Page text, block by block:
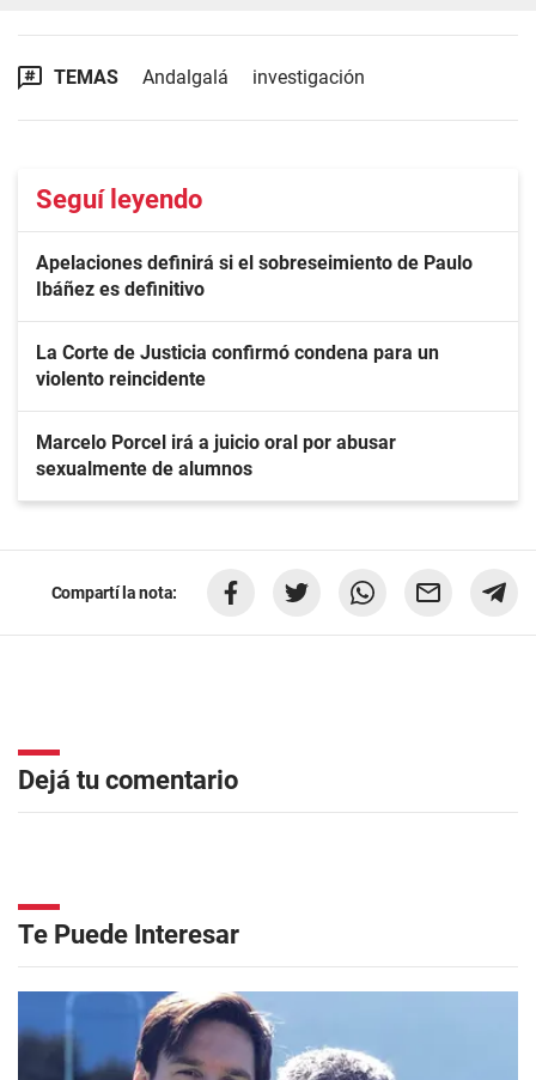
TEMAS Andalgalá investigación
Seguí leyendo
Apelaciones definirá si el sobreseimiento de Paulo
Ibáñez es definitivo
La Corte de Justicia confirmó condena para un
violento reincidente
Marcelo Porcel irá a juicio oral por abusar
sexualmente de alumnos
Compartí la nota:
Dejá tu comentario
Te Puede Interesar